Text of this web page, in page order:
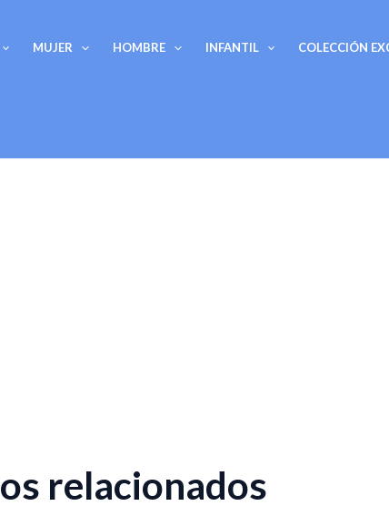
MUJER HOMBRE INFANTIL COLECCIÓN
relacionados